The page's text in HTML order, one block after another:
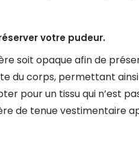
votre pudeur.
soit opaque afin de
du corps, permettant
pour un tissu qui n’est
de tenue vestimentaire